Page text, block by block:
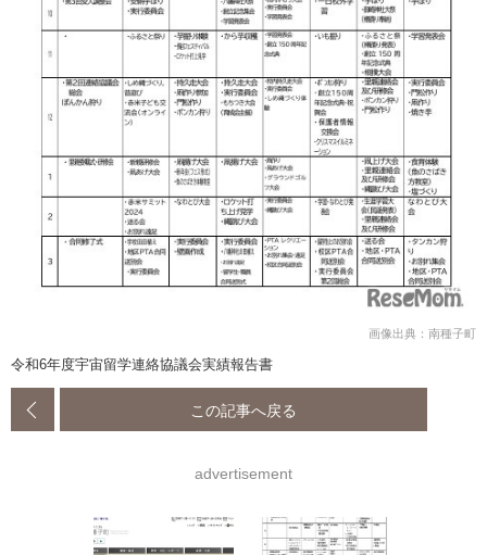
画像出典：南種子町
令和6年度宇宙留学連絡協議会実績報告書
この記事へ戻る
advertisement